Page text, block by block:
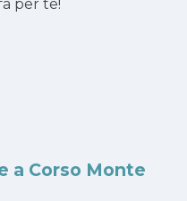
per te!
a Corso Monte